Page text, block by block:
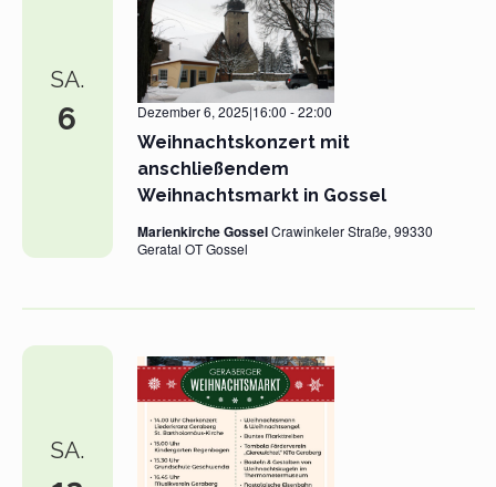
SA.
6
Weihnachtskonzert mit
anschließendem
Weihnachtsmarkt in Gossel
Dezember 6, 2025|16:00 -22:00
Marienkirche GosselCrawinkeler Straße, 99330
Geratal OT Gossel
SA.